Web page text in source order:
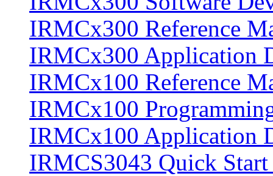
IRMCx300 Reference
IRMCx300 Application
IRMCx100 Reference
IRMCx100
IRMCx100 Application
IRMCS3043 Quick